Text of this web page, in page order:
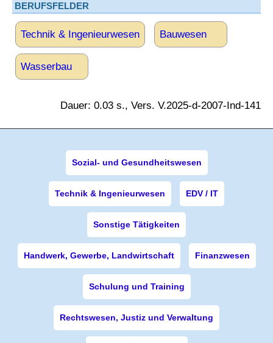
BERUFSFELDER
Technik & Ingenieurwesen Bauwesen
Wasserbau
Dauer: 0.03 s., Vers. V.2025-d-2007-Ind-141
Sozial- und Gesundheitswesen
Technik & Ingenieurwesen EDV / IT
Sonstige Tätigkeiten
Handwerk, Gewerbe, Landwirtschaft Finanzwesen
Schulung und Training
Rechtswesen, Justiz und Verwaltung